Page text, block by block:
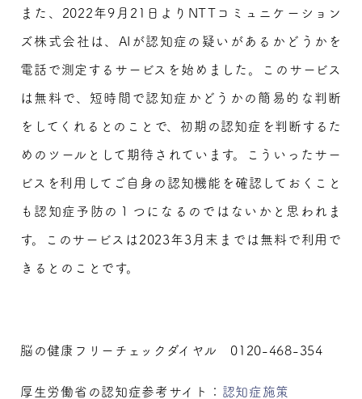
また、2022年9月21日よりNTTコミュニケーション
ズ株式会社は、AIが認知症の疑いがあるかどうかを
電話で測定するサービスを始めました。このサービス
は無料で、短時間で認知症かどうかの簡易的な判断
をしてくれるとのことで、初期の認知症を判断するた
めのツールとして期待されています。こういったサー
ビスを利用してご自身の認知機能を確認しておくこと
も認知症予防の１つになるのではないかと思われま
す。このサービスは2023年3月末までは無料で利用で
きるとのことです。
脳の健康フリーチェックダイヤル 0120-468-354
厚生労働省の認知症参考サイト： 認知症施策